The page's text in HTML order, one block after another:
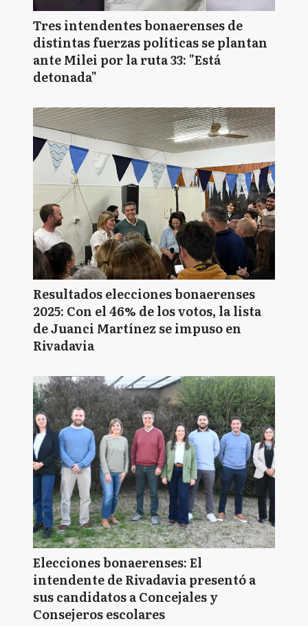
Tres intendentes bonaerenses de
distintas fuerzas políticas se plantan
ante Milei por la ruta 33: "Está
detonada"
Resultados elecciones bonaerenses
2025: Con el 46% de los votos, la lista
de Juanci Martínez se impuso en
Rivadavia
Elecciones bonaerenses: El
intendente de Rivadavia presentó a
sus candidatos a Concejales y
Consejeros escolares